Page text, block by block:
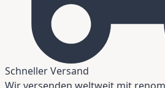
Schneller Versand